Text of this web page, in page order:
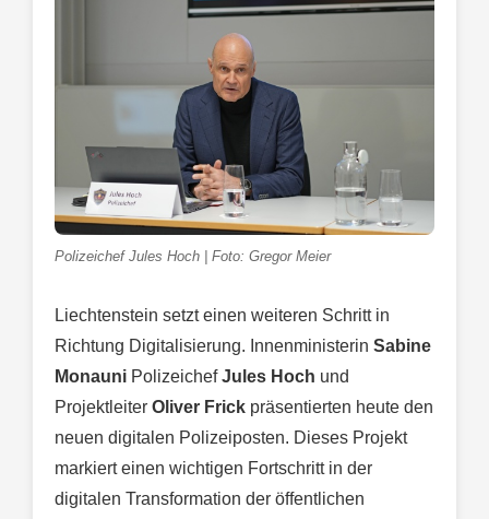
Polizeichef Jules Hoch | Foto: Gregor Meier
Liechtenstein setzt einen weiteren Schritt in
Richtung Digitalisierung. Innenministerin Sabine
Monauni PolizeichefJules Hoch und
Projektleiter Oliver Frick präsentierten heute den
neuen digitalen Polizeiposten. Dieses Projekt
markiert einen wichtigen Fortschritt in der
digitalen Transformation der öffentlichen